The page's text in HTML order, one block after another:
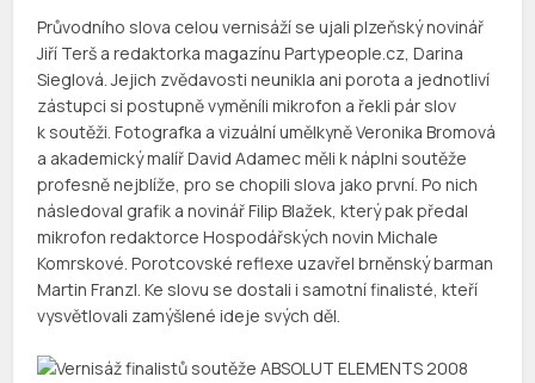
Průvodního slova celou vernisáží se ujali plzeňský novinář
Jiří Terš a redaktorka magazínu Partypeople.cz, Darina
Sieglová. Jejich zvědavosti neunikla ani porota a jednotliví
zástupci si postupně vyměníli mikrofon a řekli pár slov
k soutěži. Fotografka a vizuální umělkyně Veronika Bromová
a akademický malíř David Adamec měli k náplni soutěže
profesně nejblíže, pro se chopili slova jako první. Po nich
následoval grafik a novinář Filip Blažek, který pak předal
mikrofon redaktorce Hospodářských novin Michale
Komrskové. Porotcovské reflexe uzavřel brněnský barman
Martin Franzl. Ke slovu se dostali i samotní finalisté, kteří
vysvětlovali zamýšlené ideje svých děl.